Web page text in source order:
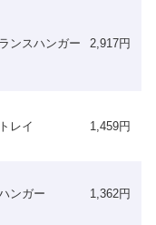
ンスハンガー 2,917円
レイ 1,459円
ンガー 1,362円